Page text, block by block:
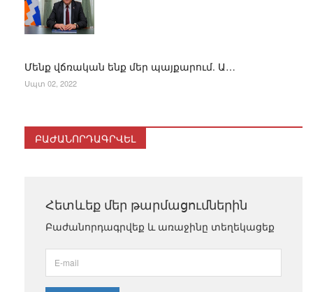
Մենք վճռական ենք մեր պայքարում. Ա…
Սպտ 02, 2022
ԲԱԺԱՆՈՐԴԱԳՐՎԵԼ
Հետևեք մեր թարմացումներին
Բաժանորդագրվեք և առաջինը տեղեկացեք